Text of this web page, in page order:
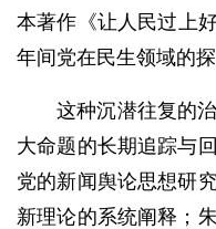
本著作《让人民过上
年间党在民生领域的
这种沉潜往复的
大命题的长期追踪与
党的新闻舆论思想研
新理论的系统阐释；